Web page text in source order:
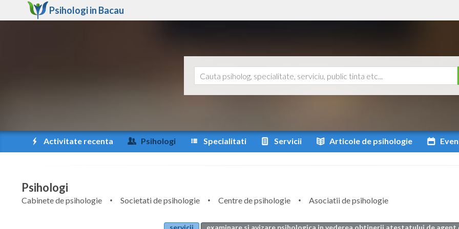
Psihologi in Bacau
Activitate recenta Psihologi Specialitati Servicii Articole de psihologie
Psihologi
Cabinete de psihologie Societati de psihologie Centre de psihologie
Asociatii de psihologie
servicii
examinare si avizare psihologica in vederea obtinerii atestatului de agent